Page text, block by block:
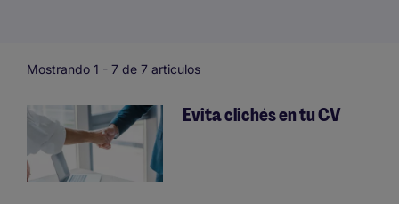
Mostrando 1 - 7 de 7 articulos
Evita clichés en tu CV